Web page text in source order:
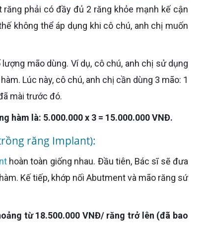
phải có đầy đủ 2 răng khỏe mạnh kế cận
không thể áp dụng khi cô chú, anh chị muốn
mão dùng. Ví dụ, cô chú, anh chị sử dụng
Lúc này, cô chú, anh chị cần dùng 3 mão: 1
mài trước đó.
hàm là: 5.000.000 x 3 = 15.000.000 VNĐ.
răng Implant):
hoàn toàn giống nhau. Đầu tiên, Bác sĩ sẽ đưa
Kế tiếp, khớp nối Abutment và mão răng sứ
từ 18.500.000 VNĐ/ răng trở lên (đã bao